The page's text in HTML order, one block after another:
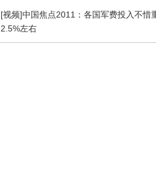
[视频]中国焦点2011：各国军费投入不惜
2.5%左右